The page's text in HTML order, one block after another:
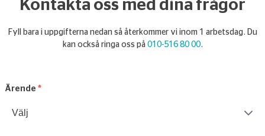
Kontakta oss med dina frågor
Fyll bara i uppgifterna nedan så återkommer vi inom 1 arbetsdag. Du
kan också ringa oss på 010-516 80 00.
Ärende *